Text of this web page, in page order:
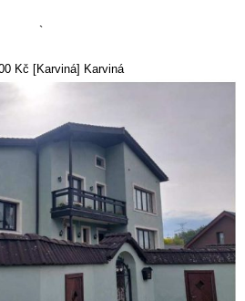
`
Kč [Karviná] Karviná